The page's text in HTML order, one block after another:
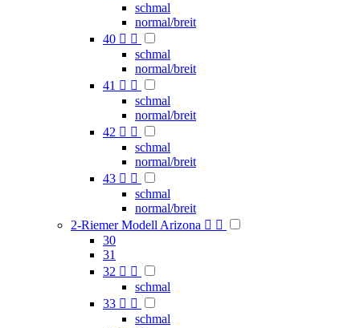
schmal
normal/breit
40  
schmal
normal/breit
41  
schmal
normal/breit
42  
schmal
normal/breit
43  
schmal
normal/breit
2-Riemer Modell Arizona  
30
31
32  
schmal
33  
schmal